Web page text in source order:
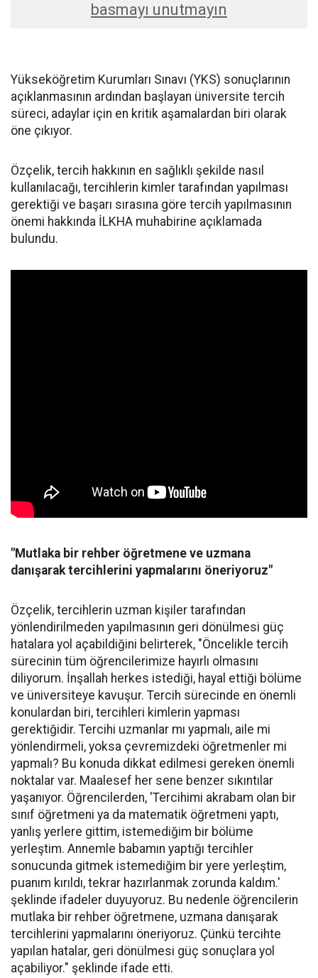
basmayı unutmayın
Yükseköğretim Kurumları Sınavı (YKS) sonuçlarının
açıklanmasının ardından başlayan üniversite tercih
süreci, adaylar için en kritik aşamalardan biri olarak
öne çıkıyor.
Özçelik, tercih hakkının en sağlıklı şekilde nasıl
kullanılacağı, tercihlerin kimler tarafından yapılması
gerektiği ve başarı sırasına göre tercih yapılmasının
önemi hakkında İLKHA muhabirine açıklamada
bulundu.
"Mutlaka bir rehber öğretmene ve uzmana
danışarak tercihlerini yapmalarını öneriyoruz"
Özçelik, tercihlerin uzman kişiler tarafından
yönlendirilmeden yapılmasının geri dönülmesi güç
hatalara yol açabildiğini belirterek, "Öncelikle tercih
sürecinin tüm öğrencilerimize hayırlı olmasını
diliyorum. İnşallah herkes istediği, hayal ettiği bölüme
ve üniversiteye kavuşur. Tercih sürecinde en önemli
konulardan biri, tercihleri kimlerin yapması
gerektiğidir. Tercihi uzmanlar mı yapmalı, aile mi
yönlendirmeli, yoksa çevremizdeki öğretmenler mi
yapmalı? Bu konuda dikkat edilmesi gereken önemli
noktalar var. Maalesef her sene benzer sıkıntılar
yaşanıyor. Öğrencilerden, 'Tercihimi akrabam olan bir
sınıf öğretmeni ya da matematik öğretmeni yaptı,
yanlış yerlere gittim, istemediğim bir bölüme
yerleştim. Annemle babamın yaptığı tercihler
sonucunda gitmek istemediğim bir yere yerleştim,
puanım kırıldı, tekrar hazırlanmak zorunda kaldım.'
şeklinde ifadeler duyuyoruz. Bu nedenle öğrencilerin
mutlaka bir rehber öğretmene, uzmana danışarak
tercihlerini yapmalarını öneriyoruz. Çünkü tercihte
yapılan hatalar, geri dönülmesi güç sonuçlara yol
açabiliyor." şeklinde ifade etti.